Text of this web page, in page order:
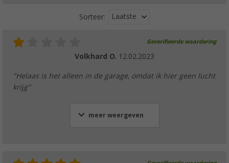
Sorteer: Laatste
Geverifieerde waardering
Volkhard O. 12.02.2023
"Helaas is het alleen in de garage, omdat ik hier geen lucht
krijg"
meer weergeven